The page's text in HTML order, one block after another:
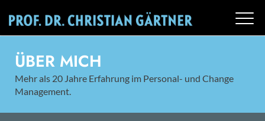
ÜBER MICH
Mehr als 20 Jahre Erfahrung im Personal- und Change
Management.